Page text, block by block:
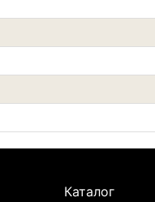
Каталог